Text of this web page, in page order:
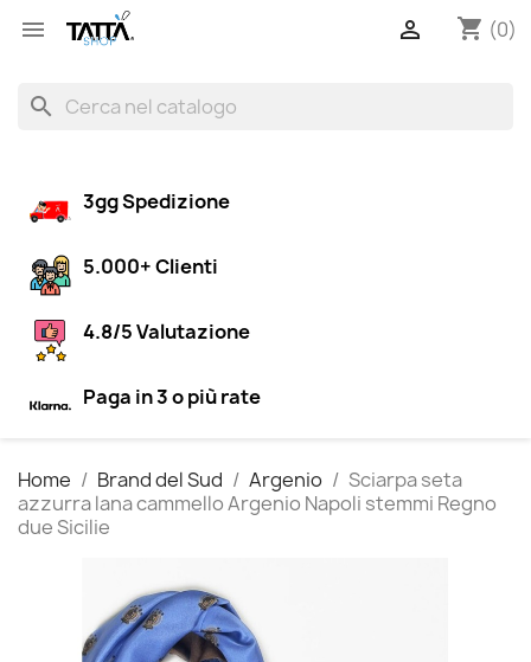
 shopping_cart (0)

search
3gg Spedizione
5.000+ Clienti
4.8/5 Valutazione
Paga in 3 o più rate
Home Brand del Sud Argenio
Sciarpa seta
azzurra lana cammello Argenio Napoli stemmi Regno
due Sicilie